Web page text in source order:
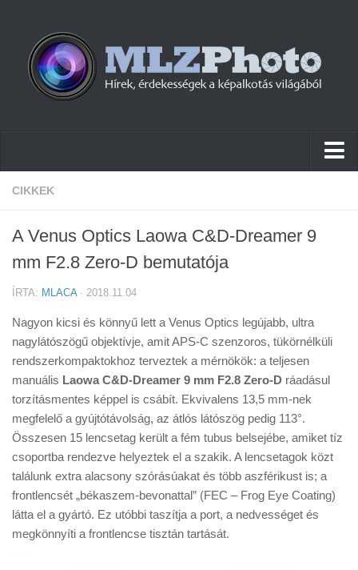
Hírek
Cikkek
Tudástár
Tanácsok
Érdekességek
Helyszíni Riport
E-BB
CIKKEK
A Venus Optics Laowa C&D-Dreamer 9
mm F2.8 Zero-D bemutatója
ÍRTA: MLACA· 2018.11.04
Nagyon kicsi és könnyű lett a Venus Optics legújabb, ultra
nagylátószögű objektívje, amit APS-C szenzoros, tükörnélküli
rendszerkompaktokhoz terveztek a mérnökök: a teljesen
manuális Laowa C&D-Dreamer 9 mm F2.8 Zero-D ráadásul
torzításmentes képpel is csábít. Ekvivalens 13,5 mm-nek
megfelelő a gyújtótávolság, az átlós látószög pedig 113°.
Összesen 15 lencsetag került a fém tubus belsejébe, amiket tíz
csoportba rendezve helyeztek el a szakik. A lencsetagok közt
találunk extra alacsony szórásúakat és több aszférikust is; a
frontlencsét „békaszem-bevonattal” (FEC – Frog Eye Coating)
látta el a gyártó. Ez utóbbi taszítja a port, a nedvességet és
megkönnyíti a frontlencse tisztán tartását.